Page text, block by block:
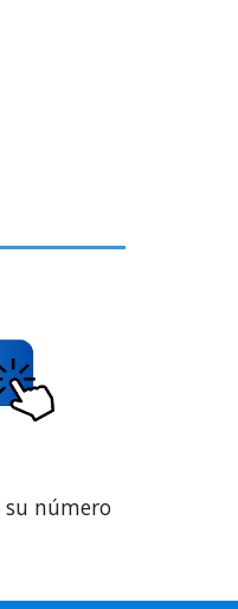
su número